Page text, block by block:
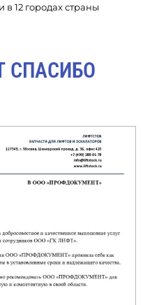
12 городах страны
СПАСИБО